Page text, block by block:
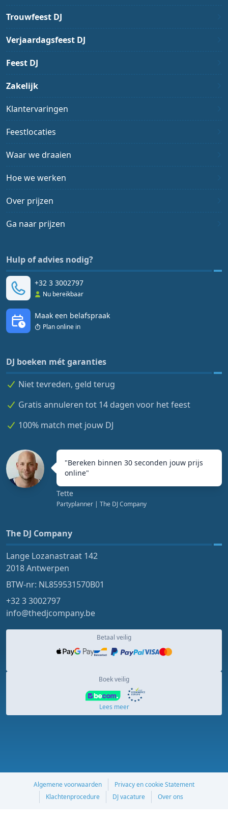
Trouwfeest DJ
Verjaardagsfeest DJ
Feest DJ
Zakelijk
Klantervaringen
Feestlocaties
Waar we draaien
Hoe we werken
Over prijzen
Ga naar prijzen
Hulp of advies nodig?
+32 3 3002797
Nu bereikbaar
Maak een belafspraak
Plan online in
DJ boeken mét garanties
Niet tevreden, geld terug
Gratis annuleren tot 14 dagen voor het feest
100% match met jouw DJ
"Bereken binnen 30 seconden jouw prijs
online"
Tette
Partyplanner | The DJ Company
The DJ Company
Lange Lozanastraat 142
2018 Antwerpen
BTW-nr: NL859531570B01
+32 3 3002797
info@thedjcompany.be
Betaal veilig
Boek veilig
Lees meer
Algemene voorwaarden
Privacy en cookie Statement
Klachtenprocedure
DJ vacature Over ons